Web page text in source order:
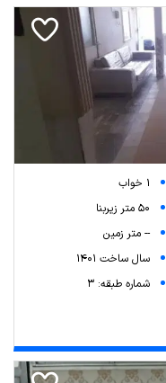
1 خواب
50 متر زیربنا
-- متر زمین
سال ساخت 1401
شماره طبقه: 3